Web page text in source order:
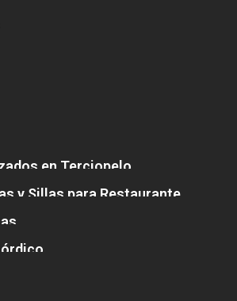
en Terciopelo
y Sillas para Restaurante